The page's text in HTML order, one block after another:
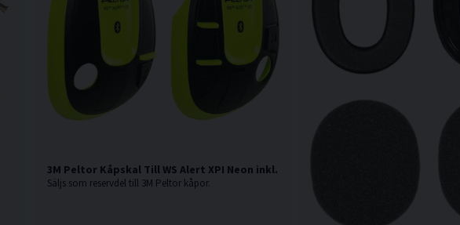
3M Peltor Kåpskal Till WS Alert XPI Neon inkl. clips
Säljs som reservdel till 3M Peltor kåpor.